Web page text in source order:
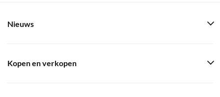
Nieuws
Kopen en verkopen